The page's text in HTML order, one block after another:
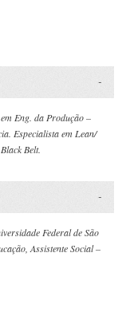
Eng. da Produção –
Especialista em Lean/
Belt.
Federal de São
Assistente Social –